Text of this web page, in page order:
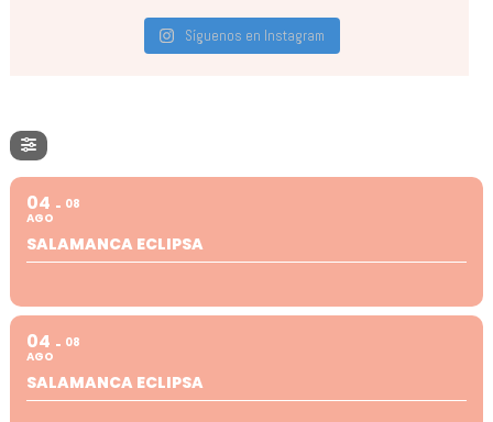
Síguenos en Instagram
04
AGO
08
SALAMANCA ECLIPSA
04
AGO
08
SALAMANCA ECLIPSA